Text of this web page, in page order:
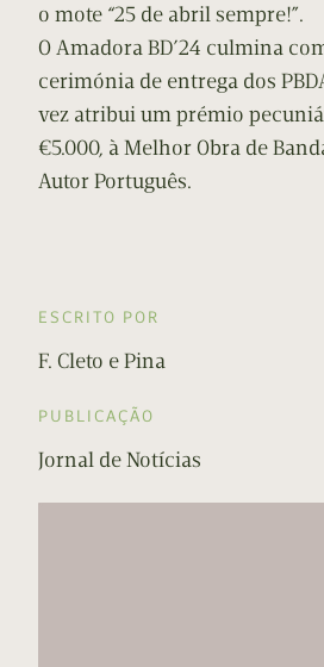
o mote “25 de abril sempre!”.
O Amadora BD’24 culmina
cerimónia de entrega dos
vez atribui um prémio
€5.000, à Melhor Obra de
Autor Português.
ESCRITO POR
F. Cleto e Pina
PUBLICAÇÃO
Jornal de Notícias